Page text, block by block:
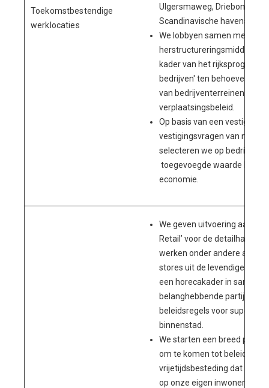
Toekomstbestendige
werklocaties
Ulgersmaweg, Driebond,
Scandinavische havens.
We lobbyen samen met RGA
herstructureringsmiddelen
kader van het
bedrijven' ten behoeve van
van bedrijventerreinen en
verplaatsingsbeleid.
Op basis van een
vestigingsvragen van
selecteren we op
toegevoegde waarde heeft
economie.
We geven uitvoering aan de
Retail’ voor de detailhandel
werken onder andere aan
stores uit de levendige
een horecakader in
belanghebbende partijen en
beleidsregels voor
binnenstad.
We starten een breed
om te komen tot beleid voor
vrijetijdsbesteding dat zich
op onze eigen inwoners. We